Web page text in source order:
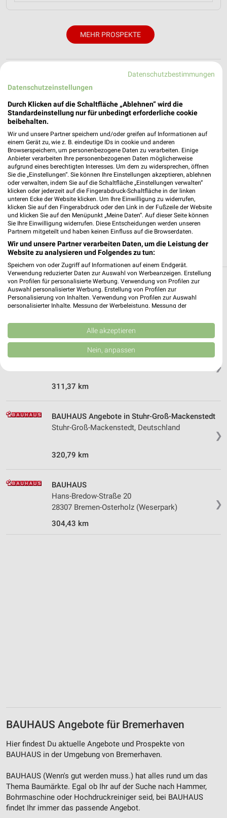
MEHR PROSPEKTE
weekli - Prospekte & Angebote App
Alle BAUHAUS Angebote immer griffbereit – mit der
kostenlosen weekli App für iOS & Android.
✔Standortgenaue Angebote
✔Folge deinem Lieblingshändler
✔Push-Benachrichtigungen bei neuen Prospekten
✔Einkaufsliste - Einkauf stressfrei planen
JETZT LADEN UND SPAREN!
Weitere BAUHAUS Geschäfte mit
Angeboten in und um Bremerhaven
3 Geschäfte und Orte
❯
BAUHAUS Angebote in Bremen
Bremen, Deutschland
311,37 km
❯
BAUHAUS Angebote in Stuhr-Groß-Mackenstedt
Stuhr-Groß-Mackenstedt, Deutschland
320,79 km
❯
BAUHAUS
Hans-Bredow-Straße 20
28307 Bremen-Osterholz (Weserpark)
304,43 km
BAUHAUS Angebote für Bremerhaven
Hier findest Du aktuelle Angebote und Prospekte von
BAUHAUS in der Umgebung von Bremerhaven.
BAUHAUS (Wenn's gut werden muss.) hat alles rund um das
Thema Baumärkte. Egal ob Ihr auf der Suche nach Hammer,
Bohrmaschine oder Hochdruckreiniger seid, bei BAUHAUS
findet Ihr immer das passende Angebot.
Datenschutzbestimmungen
Datenschutzeinstellungen
Durch Klicken auf die Schaltfläche „Ablehnen“ wird die
Standardeinstellung nur für unbedingt erforderliche cookie
beibehalten.
Wir und unsere Partner speichern und/oder greifen auf Informationen auf
einem Gerät zu, wie z. B. eindeutige IDs in cookie und anderen
Browserspeichern, um personenbezogene Daten zu verarbeiten. Einige
Anbieter verarbeiten Ihre personenbezogenen Daten möglicherweise
aufgrund eines berechtigten Interesses. Um dem zu widersprechen, öffnen
Sie die „Einstellungen“. Sie können Ihre Einstellungen akzeptieren, ablehnen
oder verwalten, indem Sie auf die Schaltfläche „Einstellungen verwalten“
klicken oder jederzeit auf die Fingerabdruck-Schaltfläche in der linken
unteren Ecke der Website klicken. Um Ihre Einwilligung zu widerrufen,
klicken Sie auf den Fingerabdruck oder den Link in der Fußzeile der Website
und klicken Sie auf den Menüpunkt „Meine Daten“. Auf dieser Seite können
Sie Ihre Einwilligung widerrufen. Diese Entscheidungen werden unseren
Partnern mitgeteilt und haben keinen Einfluss auf die Browserdaten.
Wir und unsere Partner verarbeiten Daten, um die Leistung der
Website zu analysieren und Folgendes zu tun:
Speichern von oder Zugriff auf Informationen auf einem Endgerät.
Verwendung reduzierter Daten zur Auswahl von Werbeanzeigen. Erstellung
von Profilen für personalisierte Werbung. Verwendung von Profilen zur
Auswahl personalisierter Werbung. Erstellung von Profilen zur
Personalisierung von Inhalten. Verwendung von Profilen zur Auswahl
personalisierter Inhalte. Messung der Werbeleistung. Messung der
Kombinationen von Daten aus verschiedenen Quellen. Entwicklung und
Verbesserung der Angebote. Verwendung reduzierter Daten zur Auswahl
von Inhalten.
Daten können außerhalb der Europäischen Union weitergegeben und in die
Website/App.
Partnerliste anzeigen (1 IAB-Anbieter)
IAB-Verarbeitungszwecke:
Speichern von oder Zugriff auf Informationen
Verwendung reduzierter Daten zur Auswahl von
Erstellung von Profilen für personalisierte
personalisierter Werbung
IAB-Besonderheiten:
Verwendung genauer Standortdaten
Informationen identifizieren
Nicht-IAB-Verarbeitungszwecke:
Notwendig
Alle akzeptieren
Nein, anpassen